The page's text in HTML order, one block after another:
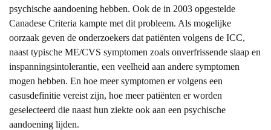
psychische aandoening hebben. Ook de in 2003 opgestelde
Canadese Criteria kampte met dit probleem. Als mogelijke
oorzaak geven de onderzoekers dat patiënten volgens de ICC,
naast typische ME/CVS symptomen zoals onverfrissende slaap en
inspanningsintolerantie, een veelheid aan andere symptomen
mogen hebben. En hoe meer symptomen er volgens een
casusdefinitie vereist zijn, hoe meer patiënten er worden
geselecteerd die naast hun ziekte ook aan een psychische
aandoening lijden.